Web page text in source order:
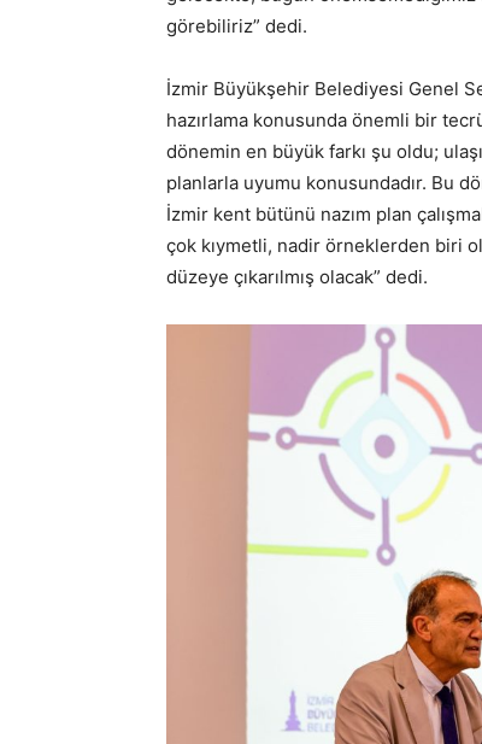
görebiliriz” dedi.
İzmir Büyükşehir Belediyesi Genel
hazırlama konusunda önemli bir
dönemin en büyük farkı şu oldu;
planlarla uyumu konusundadır. Bu
İzmir kent bütünü nazım plan
çok kıymetli, nadir örneklerden biri
düzeye çıkarılmış olacak” dedi.